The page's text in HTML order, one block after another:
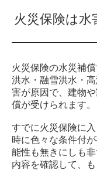
火災保険は水
火災保険の水災補
洪水・融雪洪水・
害が原因で、建物
償が受けられます。
すでに火災保険に
時に色々な条件付
能性も無きにしも
内容を確認して、